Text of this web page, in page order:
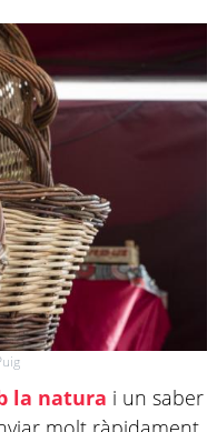
la natura i un saber